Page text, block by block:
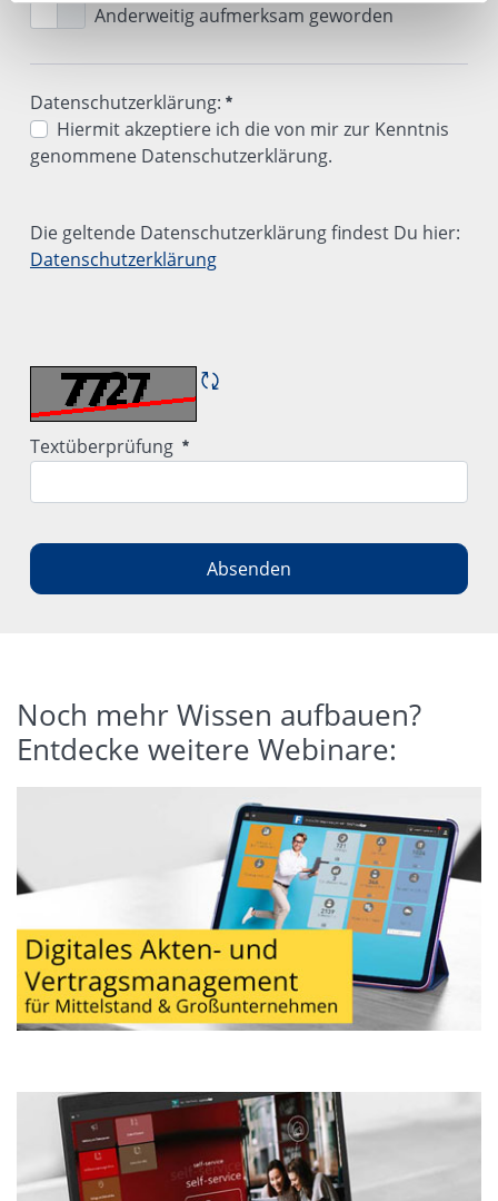
Anderweitig aufmerksam geworden
Erforderlich
Datenschutzerklärung:
Hiermit akzeptiere ich die von mir zur Kenntnis
genommene Datenschutzerklärung.
Die geltende Datenschutzerklärung findest Du hier:
Datenschutzerklärung
<p>Die geltende Datenschutzerklärung findest Du
CAPTCHA neu laden
Textüberprüfung Erforderlich
Absenden
Noch mehr Wissen aufbauen?
Entdecke weitere Webinare: